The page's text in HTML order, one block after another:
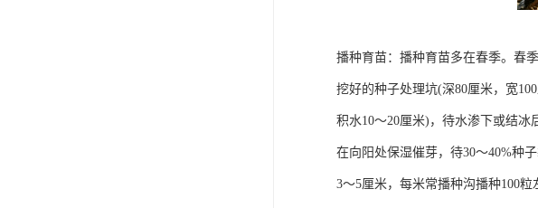
播种育苗：播种育苗多在春季。春
挖好的种子处理坑(深80厘米，宽
积水10～20厘米)，待水渗下或结
在向阳处保湿催芽，待30～40%种
3～5厘米，每米常播种沟播种100